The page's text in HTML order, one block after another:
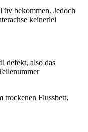
bekommen. Jedoch
keinerlei
defekt, also das
trockenen Flussbett,